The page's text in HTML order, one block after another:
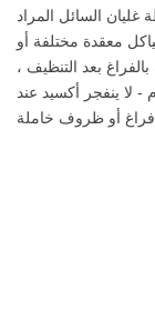
غليان السائل المراد
لهياكل معقدة مختلفة أو
بعد التنظيف ،
أمانًا للاستخدام - لا ينفجر أكسيد عند